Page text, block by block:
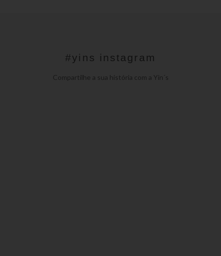
#yins instagram
Compartilhe a sua história com a Yin´s